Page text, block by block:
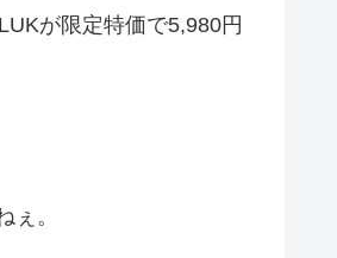
が限定特価で5,980円
。